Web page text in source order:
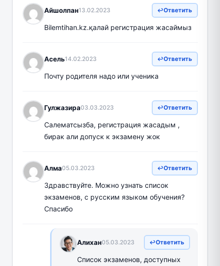
Айшолпан13.02.2023 Ответить
Bilemtihan.kz.қалай регистрация жасаймыз
Асель14.02.2023 Ответить
Почту родителя надо или ученика
Гулжазира03.03.2023 Ответить
Салематсызба, регистрация жасадым ,
бирак али допуск к экзамену жок
Алма05.03.2023 Ответить
Здравствуйте. Можно узнать список
экзаменов, с русским языком обучения?
Спасибо
Алихан05.03.2023 Ответить
Список экзаменов, доступных